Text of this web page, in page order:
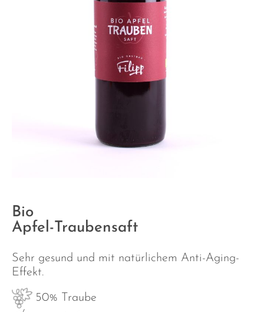
Bio
Apfel-Traubensaft
Sehr gesund und mit natürlichem Anti-Aging-
Effekt.
50% Traube